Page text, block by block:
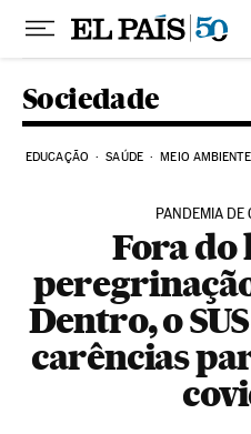
Pular para o conteúdo
Sociedade
EDUCAÇÃO SAÚDE MEIO AMBIENTE
PANDEMIA DE
Fora do
Dentro, o
carências